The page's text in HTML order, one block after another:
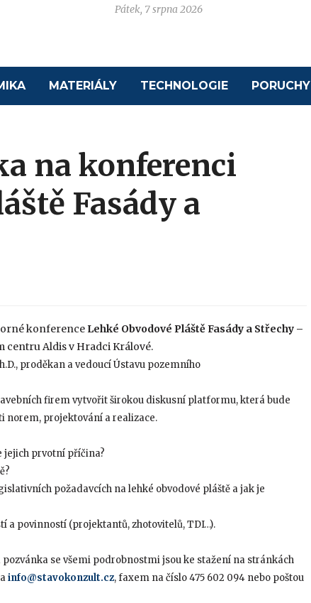
Pátek, 7 srpna 2026
MATERIÁLY TECHNOLOGIE PORUCHY
na konferenci
Fasády a
konference Lehké Obvodové Pláště Fasády a Střechy –
centru Aldis v Hradci Králové.
proděkan a vedoucí Ústavu pozemního
firem vytvořit širokou diskusní platformu, která bude
norem, projektování a realizace.
jejich prvotní příčina?
požadavcích na lehké obvodové pláště a jak je
a povinností (projektantů, zhotovitelů, TDI…).
se všemi podrobnostmi jsou ke stažení na stránkách
info@stavokonzult.cz, faxem na číslo 475 602 094 nebo poštou